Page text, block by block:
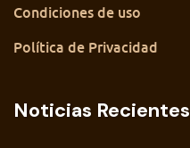
Condiciones de uso
Política de Privacidad
Noticias Recientes